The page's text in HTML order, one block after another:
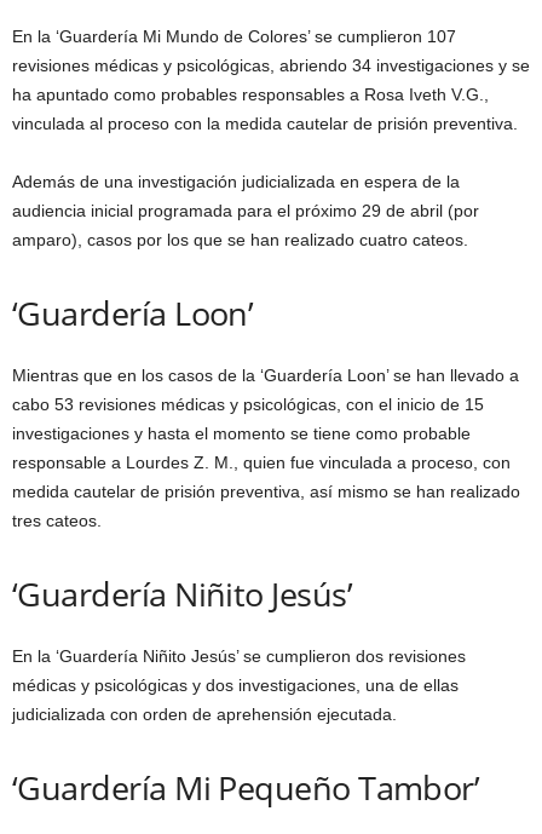
En la ‘Guardería Mi Mundo de Colores’ se cumplieron 107
revisiones médicas y psicológicas, abriendo 34 investigaciones y se
ha apuntado como probables responsables a Rosa Iveth V.G.,
vinculada al proceso con la medida cautelar de prisión preventiva.
Además de una investigación judicializada en espera de la
audiencia inicial programada para el próximo 29 de abril (por
amparo), casos por los que se han realizado cuatro cateos.
‘Guardería Loon’
Mientras que en los casos de la ‘Guardería Loon’ se han llevado a
cabo 53 revisiones médicas y psicológicas, con el inicio de 15
investigaciones y hasta el momento se tiene como probable
responsable a Lourdes Z. M., quien fue vinculada a proceso, con
medida cautelar de prisión preventiva, así mismo se han realizado
tres cateos.
‘Guardería Niñito Jesús’
En la ‘Guardería Niñito Jesús’ se cumplieron dos revisiones
médicas y psicológicas y dos investigaciones, una de ellas
judicializada con orden de aprehensión ejecutada.
‘Guardería Mi Pequeño Tambor’